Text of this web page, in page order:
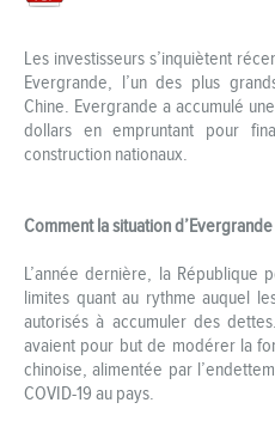
Les investisseurs s’inquiètent
Evergrande, l’un des plus
Chine. Evergrande a accumulé
dollars en empruntant pour
construction nationaux.
Comment la situation
L’année dernière, la
limites quant au rythme auquel
autorisés à accumuler des
avaient pour but de modérer la
chinoise, alimentée par
COVID-19 au pays.